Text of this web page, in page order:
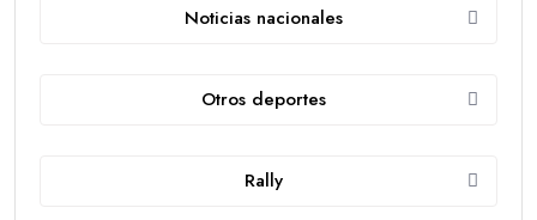
Noticias nacionales
Otros deportes
Rally